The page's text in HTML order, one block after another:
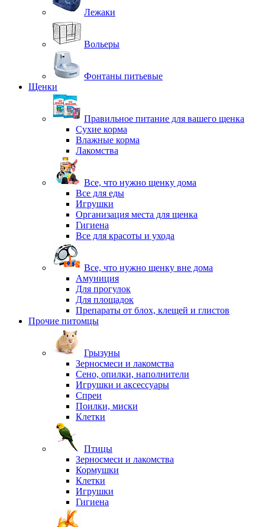
Лежаки
Вольеры
Фонтаны питьевые
Щенки
Правильное питание для вашего щенка
Сухие корма
Влажные корма
Лакомства
Все, что нужно щенку дома
Все для еды
Игрушки
Организация места для щенка
Гигиена
Все для красоты и ухода
Все, что нужно щенку вне дома
Амуниция
Для прогулок
Для площадок
Препараты от блох, клещей и глистов
Прочие питомцы
Грызуны
Зерносмеси и лакомства
Сено, опилки, наполнители
Игрушки и аксессуары
Спреи
Поилки, миски
Клетки
Птицы
Зерносмеси и лакомства
Кормушки
Клетки
Игрушки
Гигиена